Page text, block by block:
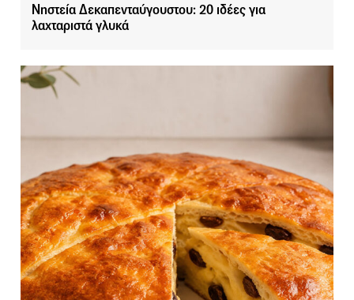
Νηστεία Δεκαπενταύγουστου: 20 ιδέες για
λαχταριστά γλυκά